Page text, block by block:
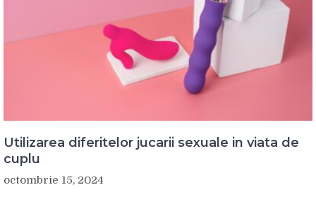
Utilizarea diferitelor jucarii sexuale in viata de
cuplu
octombrie 15, 2024